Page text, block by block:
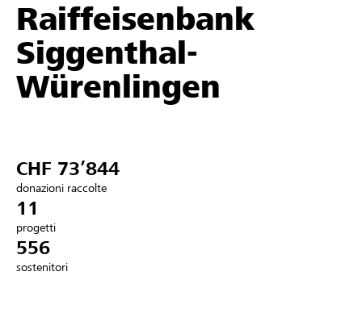
Sostenere
Aiuto & supporto
Collegarsi
Registrazione
Raiffeisenbank
Siggenthal-
Würenlingen
CHF 73’844
donazioni raccolte
11
progetti
556
sostenitori